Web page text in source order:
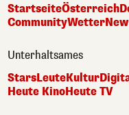
StartseiteÖsterreich
CommunityWetter
Unterhaltsames
StarsLeuteKultur
Heute KinoHeute TV